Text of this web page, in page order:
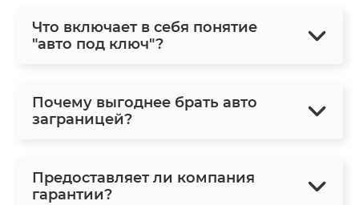
Что включает в себя понятие
"авто под ключ"?
Почему выгоднее брать авто
заграницей?
Предоставляет ли компания
гарантии?